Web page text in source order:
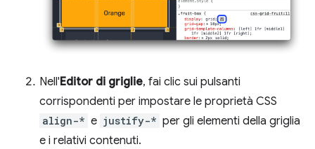
Nell'Editor di griglie, fai clic sui pulsanti
corrispondenti per impostare le proprietà CSS
align-* e justify-* per gli elementi della griglia
e i relativi contenuti.